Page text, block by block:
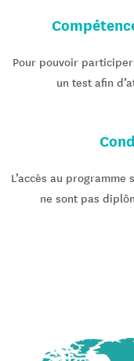
Pour pouvoir
un test afin
L’accès au
ne sont pas